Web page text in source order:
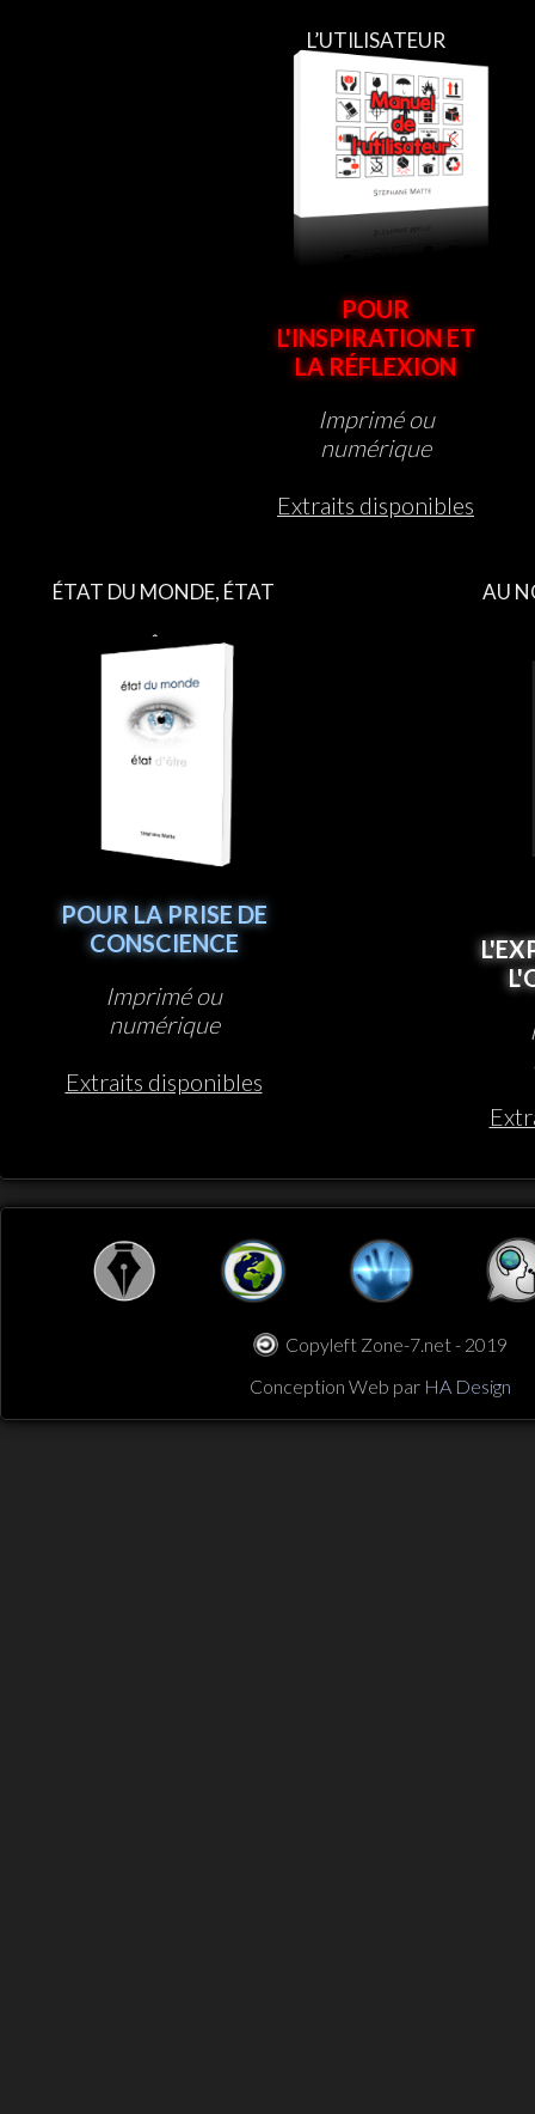
L’UTILISATEUR
POUR
L'INSPIRATION ET
LA RÉFLEXION
Imprimé ou
numérique
Extraits disponibles
ÉTAT DU MONDE, ÉTAT
D’ÊTRE
POUR LA PRISE DE
CONSCIENCE
Imprimé ou
numérique
Extraits disponibles
AU
Copyleft Zone-7.net - 2019
Conception Web par HA Design